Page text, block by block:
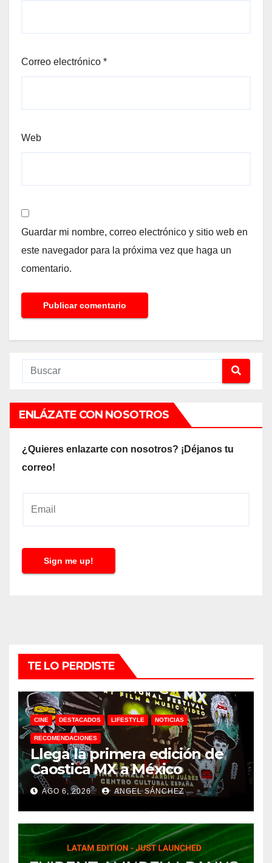
Correo electrónico *
Web
Guardar mi nombre, correo electrónico y sitio web en
este navegador para la próxima vez que haga un
comentario.
ENLÁZATE CON NOSOTROS
¿Quieres enlazarte con nosotros? ¡Déjanos tu
correo!
l
Sign me up!
TE LO PERDISTE
CINE DESTACADOS LIFESTYLE NOTICIAS
RECOMENDACIONES
Llega la primera edición de
Caostica MX a México
AGO 6, 2026 ANGEL SÁNCHEZ